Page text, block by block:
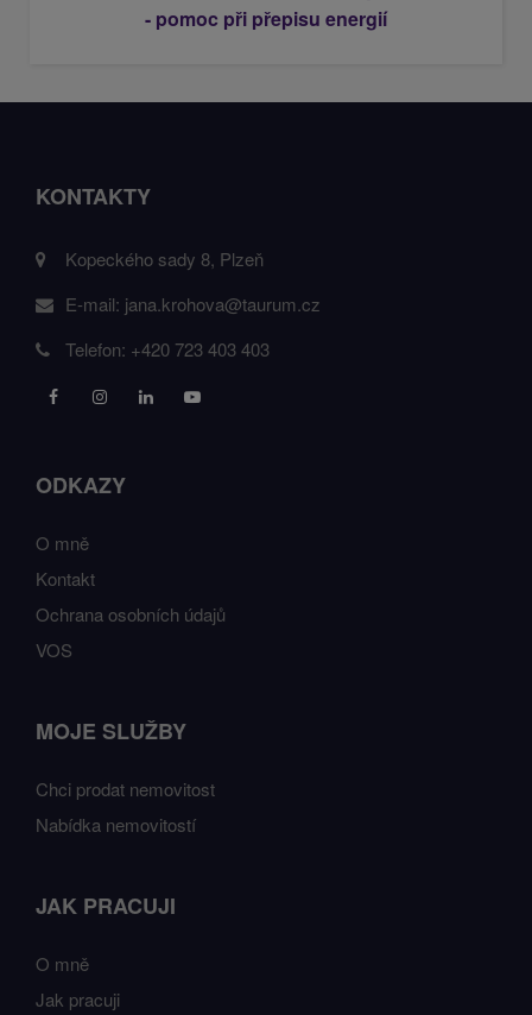
- pomoc při přepisu energií
KONTAKTY
Kopeckého sady 8, Plzeň
E-mail: jana.krohova@taurum.cz
Telefon: +420 723 403 403
ODKAZY
O mně
Kontakt
Ochrana osobních údajů
VOS
MOJE SLUŽBY
Chci prodat nemovitost
Nabídka nemovitostí
JAK PRACUJI
O mně
Jak pracuji